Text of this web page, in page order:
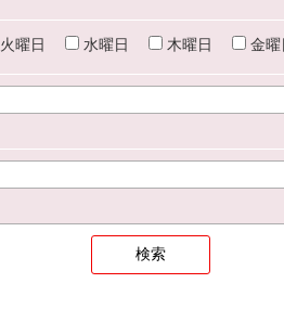
火曜日 水曜日 木曜日 金曜